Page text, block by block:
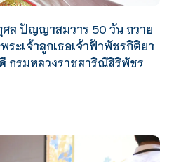
ล ปัญญาสมวาร 50 วัน ถวาย
ระเจ้าลูกเธอเจ้าฟ้าพัชรกิติยา
กรมหลวงราชสาริณีสิริพัชร